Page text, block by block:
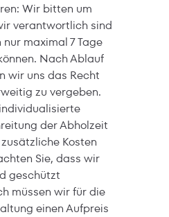
Wir bitten um
verantwortlich sind
maximal 7 Tage
Nach Ablauf
wir uns das Recht
zu vergeben.
der Abholzeit
Kosten
Sie, dass wir
geschützt
müssen wir für die
einen Aufpreis